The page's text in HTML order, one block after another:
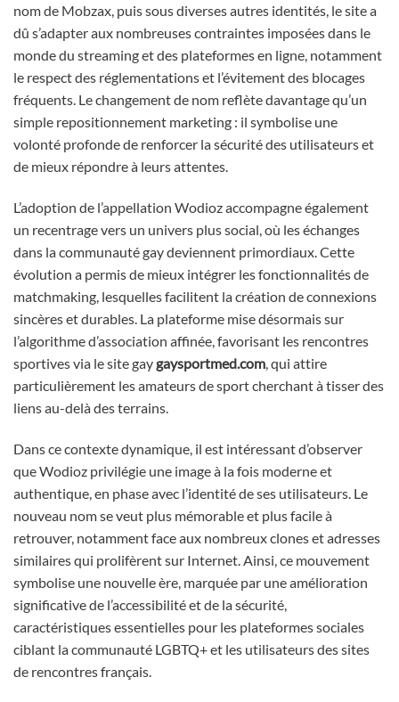
nom de Mobzax, puis sous diverses autres identités, le site a
dû s’adapter aux nombreuses contraintes imposées dans le
monde du streaming et des plateformes en ligne, notamment
le respect des réglementations et l’évitement des blocages
fréquents. Le changement de nom reflète davantage qu’un
simple repositionnement marketing : il symbolise une
volonté profonde de renforcer la sécurité des utilisateurs et
de mieux répondre à leurs attentes.
L’adoption de l’appellation Wodioz accompagne également
un recentrage vers un univers plus social, où les échanges
dans la communauté gay deviennent primordiaux. Cette
évolution a permis de mieux intégrer les fonctionnalités de
matchmaking, lesquelles facilitent la création de connexions
sincères et durables. La plateforme mise désormais sur
l’algorithme d’association affinée, favorisant les rencontres
sportives via le site gaygaysportmed.com , qui attire
particulièrement les amateurs de sport cherchant à tisser des
liens au-delà des terrains.
Dans ce contexte dynamique, il est intéressant d’observer
que Wodioz privilégie une image à la fois moderne et
authentique, en phase avec l’identité de ses utilisateurs. Le
nouveau nom se veut plus mémorable et plus facile à
retrouver, notamment face aux nombreux clones et adresses
similaires qui prolifèrent sur Internet. Ainsi, ce mouvement
symbolise une nouvelle ère, marquée par une amélioration
significative de l’accessibilité et de la sécurité,
caractéristiques essentielles pour les plateformes sociales
ciblant la communauté LGBTQ+ et les utilisateurs des sites
de rencontres français.